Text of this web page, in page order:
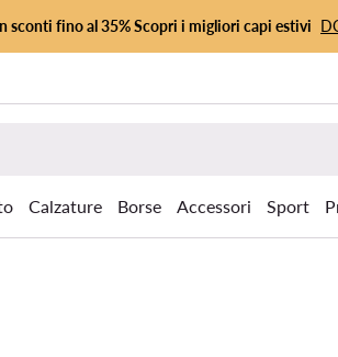
sconti fino al 35% Scopri i migliori capi estivi
Calzature Borse Accessori Sport